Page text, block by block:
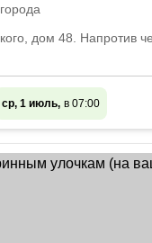
дом 48. Напротив
ср, 1 июль, в 07:00